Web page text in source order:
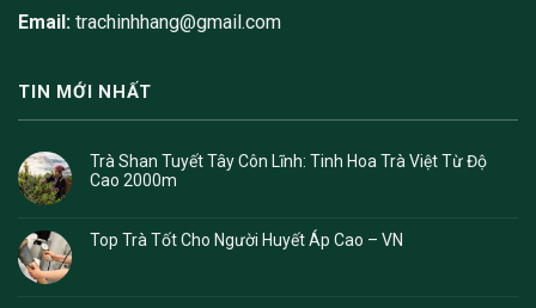
Email: trachinhhang@gmail.com
TIN MỚI NHẤT
Trà Shan Tuyết Tây Côn Lĩnh: Tinh Hoa Trà Việt Từ Độ
Cao 2000m
Top Trà Tốt Cho Người Huyết Áp Cao – VN